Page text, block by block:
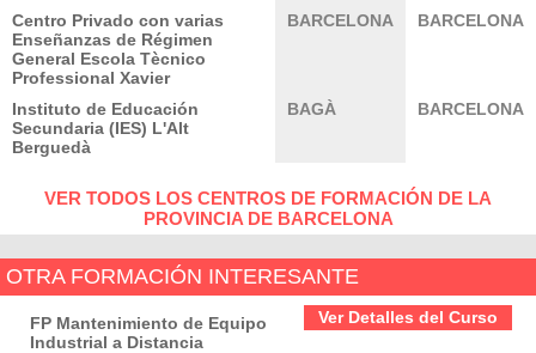
Centro Privado con varias
Enseñanzas de Régimen
General Escola Tècnico
Professional Xavier
BARCELONA BARCELONA
Instituto de Educación
Secundaria (IES) L'Alt
Berguedà
BAGÀ BARCELONA
VER TODOS LOS CENTROS DE FORMACIÓN DE LA
PROVINCIA DE BARCELONA
OTRA FORMACIÓN INTERESANTE
Ver Detalles del Curso
FP Mantenimiento de Equipo
Industrial a Distancia